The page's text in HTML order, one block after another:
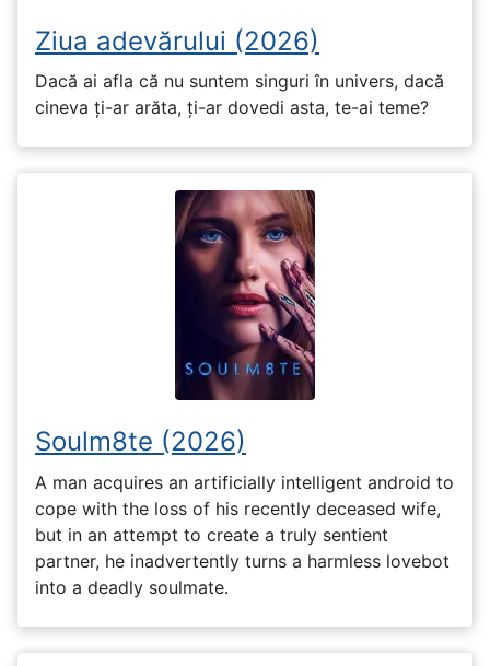
Ziua adevărului (2026)
Dacă ai afla că nu suntem singuri în univers, dacă
cineva ți-ar arăta, ți-ar dovedi asta, te-ai teme?
Soulm8te (2026)
A man acquires an artificially intelligent android to
cope with the loss of his recently deceased wife,
but in an attempt to create a truly sentient
partner, he inadvertently turns a harmless lovebot
into a deadly soulmate.